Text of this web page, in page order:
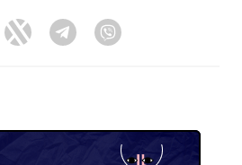
Twitter Telegram